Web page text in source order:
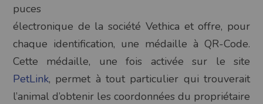
puces
électronique de la société Vethica et offre, pour
chaque identification, une médaille à QR-Code.
Cette médaille, une fois activée sur le site
PetLink, permet à tout particulier qui trouverait
l’animal d’obtenir les coordonnées du propriétaire